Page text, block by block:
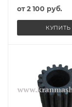
от2 100 руб.
КУПИТЬ